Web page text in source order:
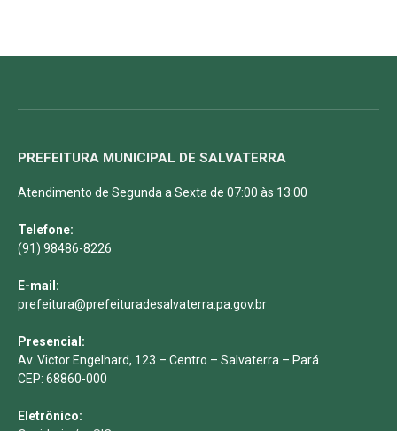
PREFEITURA MUNICIPAL DE SALVATERRA
Atendimento de Segunda a Sexta de 07:00 às 13:00
Telefone:
(91) 98486-8226
E-mail:
prefeitura@prefeituradesalvaterra.pa.gov.br
Presencial:
Av. Victor Engelhard, 123 – Centro – Salvaterra – Pará
CEP: 68860-000
Eletrônico: